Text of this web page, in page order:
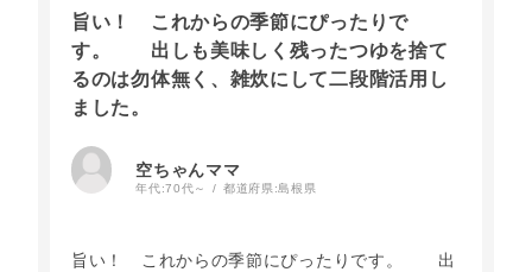
旨い！ これからの季節にぴったりで
す。 出しも美味しく残ったつゆを捨て
るのは勿体無く、雑炊にして二段階活用し
ました。
空ちゃんママ
年代:70代～ 都道府県:島根県
旨い！ これからの季節にぴったりです。 出